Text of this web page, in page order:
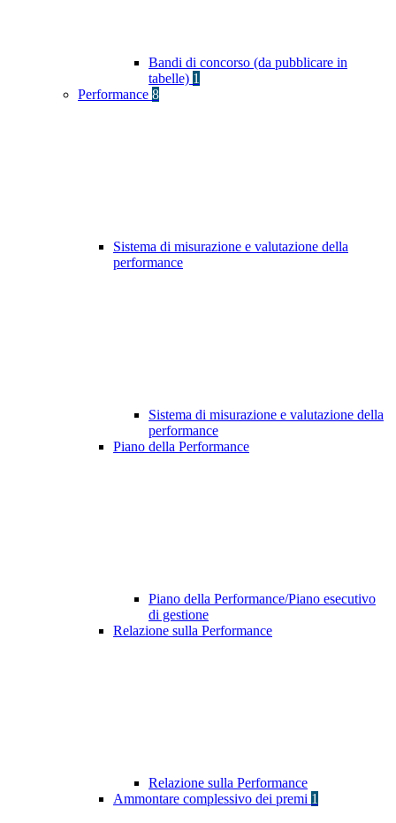
Bandi di concorso (da pubblicare in
tabelle) 1
Performance 8
Sistema di misurazione e valutazione della
performance
Sistema di misurazione e valutazione della
performance
Piano della Performance
Piano della Performance/Piano esecutivo
di gestione
Relazione sulla Performance
Relazione sulla Performance
Ammontare complessivo dei premi 1